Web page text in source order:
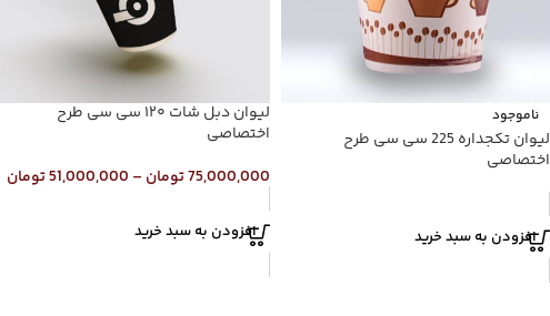
ناموجود
لیوان تکجداره 225 سی سی طرح
اختصاصی
افزودن به سبد خرید
لیوان دبل شات ۱۲۰ سی سی طرح
اختصاصی
75,000,000تومان –
51,000,000تومان
افزودن به سبد خرید